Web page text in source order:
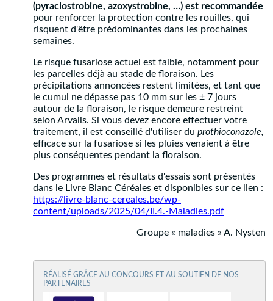
(pyraclostrobine, azoxystrobine, …) est recommandée
pour renforcer la protection contre les rouilles, qui
risquent d'être prédominantes dans les prochaines
semaines.
Le risque fusariose actuel est faible, notamment pour
les parcelles déjà au stade de floraison. Les
précipitations annoncées restent limitées, et tant que
le cumul ne dépasse pas 10 mm sur les ± 7 jours
autour de la floraison, le risque demeure restreint
selon Arvalis. Si vous devez encore effectuer votre
traitement, il est conseillé d'utiliser du prothioconazole,
efficace sur la fusariose si les pluies venaient à être
plus conséquentes pendant la floraison.
Des programmes et résultats d'essais sont présentés
dans le Livre Blanc Céréales et disponibles sur ce lien :
https://livre-blanc-cereales.be/wp-
content/uploads/2025/04/II.4.-Maladies.pdf
Groupe « maladies » A. Nysten
RÉALISÉ GRÂCE AU CONCOURS ET AU SOUTIEN DE NOS
PARTENAIRES